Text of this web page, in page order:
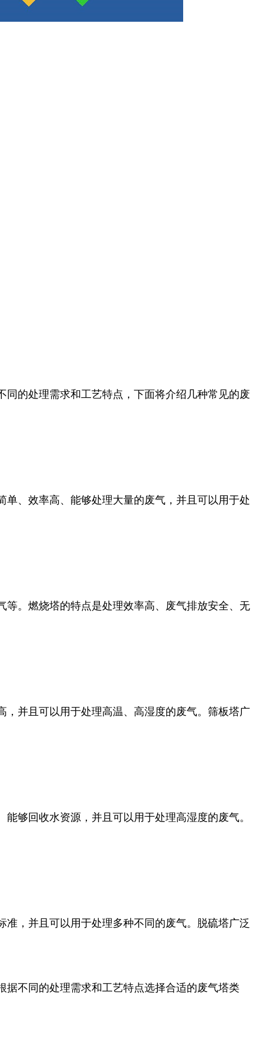
的处理需求和工艺特点，下面将介绍几种常见的废
、效率高、能够处理大量的废气，并且可以用于处
。燃烧塔的特点是处理效率高、废气排放安全、无
并且可以用于处理高温、高湿度的废气。筛板塔广
够回收水资源，并且可以用于处理高湿度的废气。
，并且可以用于处理多种不同的废气。脱硫塔广泛
不同的处理需求和工艺特点选择合适的废气塔类